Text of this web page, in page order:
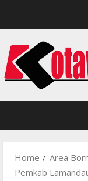
Home
Area
Pemkab